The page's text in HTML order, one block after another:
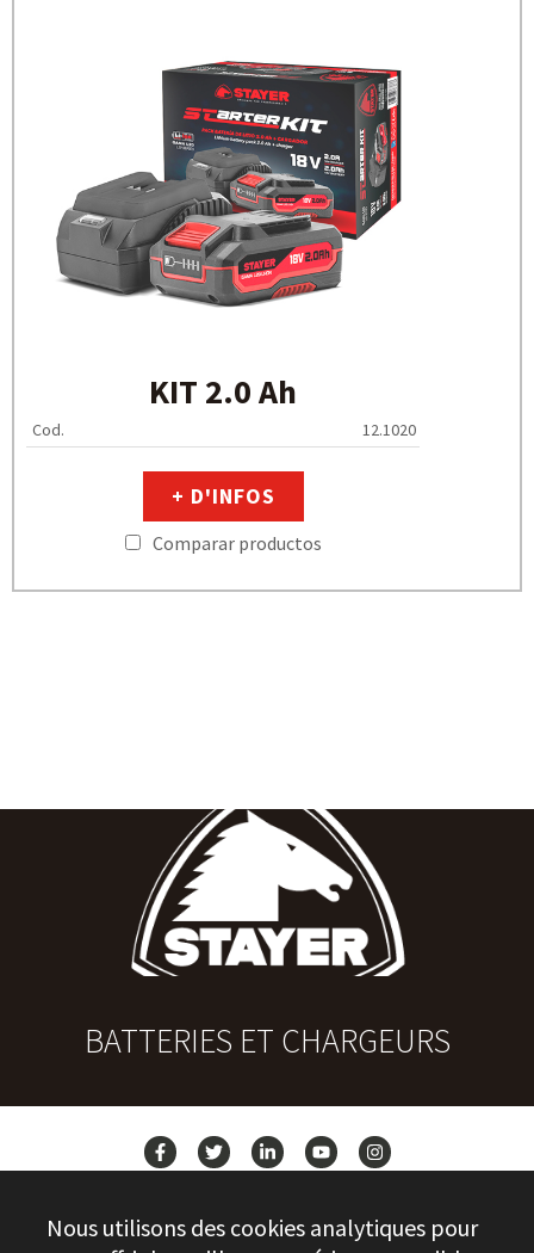
KIT 2.0 Ah
Cod. 12.1020
+ D'INFOS
Comparar productos
BATTERIES ET CHARGEURS
Nous utilisons des cookies analytiques pour